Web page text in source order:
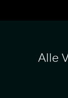
Alle